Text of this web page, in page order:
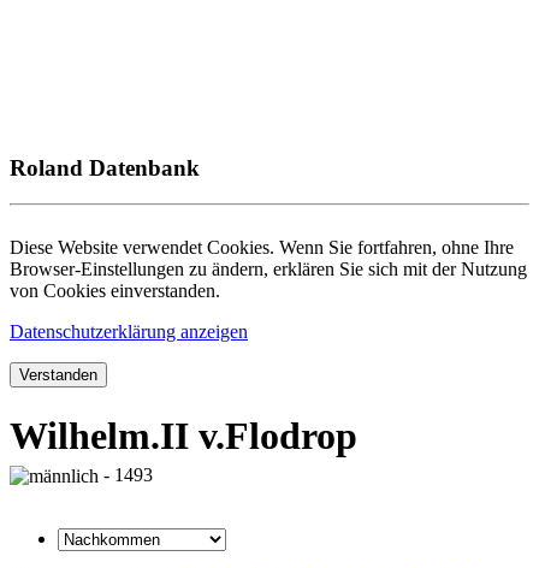
Roland Datenbank
Diese Website verwendet Cookies. Wenn Sie fortfahren, ohne Ihre
Browser-Einstellungen zu ändern, erklären Sie sich mit der Nutzung
von Cookies einverstanden.
Datenschutzerklärung anzeigen
Verstanden
Wilhelm.II v.Flodrop
- 1493